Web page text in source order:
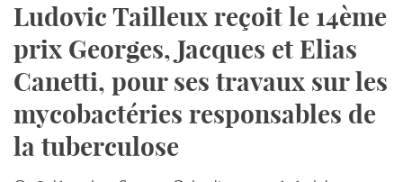
Ludovic Tailleux reçoit le 14ème
prix Georges, Jacques et Elias
Canetti, pour ses travaux sur les
mycobactéries responsables de
la tuberculose